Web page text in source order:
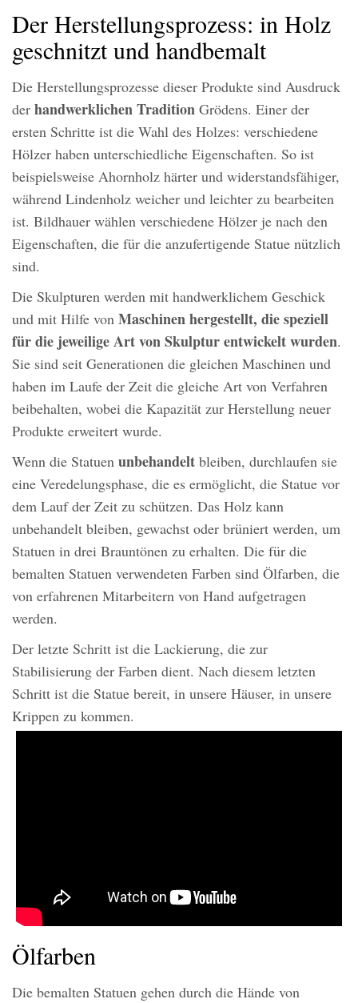
Der Herstellungsprozess: in Holz
geschnitzt und handbemalt
Die Herstellungsprozesse dieser Produkte sind Ausdruck
der handwerklichen Tradition Grödens. Einer der
ersten Schritte ist die Wahl des Holzes: verschiedene
Hölzer haben unterschiedliche Eigenschaften. So ist
beispielsweise Ahornholz härter und widerstandsfähiger,
während Lindenholz weicher und leichter zu bearbeiten
ist. Bildhauer wählen verschiedene Hölzer je nach den
Eigenschaften, die für die anzufertigende Statue nützlich
sind.
Die Skulpturen werden mit handwerklichem Geschick
und mit Hilfe von Maschinen hergestellt, die speziell
für die jeweilige Art von Skulptur entwickelt wurden.
Sie sind seit Generationen die gleichen Maschinen und
haben im Laufe der Zeit die gleiche Art von Verfahren
beibehalten, wobei die Kapazität zur Herstellung neuer
Produkte erweitert wurde.
Wenn die Statuen unbehandelt bleiben, durchlaufen sie
eine Veredelungsphase, die es ermöglicht, die Statue vor
dem Lauf der Zeit zu schützen. Das Holz kann
unbehandelt bleiben, gewachst oder brüniert werden, um
Statuen in drei Brauntönen zu erhalten. Die für die
bemalten Statuen verwendeten Farben sind Ölfarben, die
von erfahrenen Mitarbeitern von Hand aufgetragen
werden.
Der letzte Schritt ist die Lackierung, die zur
Stabilisierung der Farben dient. Nach diesem letzten
Schritt ist die Statue bereit, in unsere Häuser, in unsere
Krippen zu kommen.
Ölfarben
Die bemalten Statuen gehen durch die Hände von